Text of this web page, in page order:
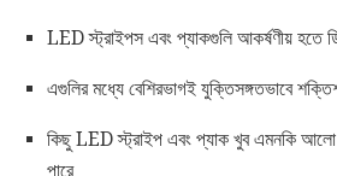
LED স্ট্রাইপস এবং প্যাকগুলি আকর্ষণীয় হতে
এগুলির মধ্যে বেশিরভাগই যুক্তিসঙ্গতভাবে
কিছু LED স্ট্রাইপ এবং প্যাক খুব এমনকি আলো
পারে